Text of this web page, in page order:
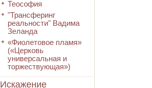
Теософия
"Трансферинг
реальности" Вадима
Зеланда
«Фиолетовое пламя»
(«Церковь
универсальная и
торжествующая»)
Искажение